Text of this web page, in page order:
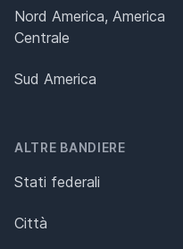
Nord America, America
Centrale
Sud America
ALTRE BANDIERE
Stati federali
Città